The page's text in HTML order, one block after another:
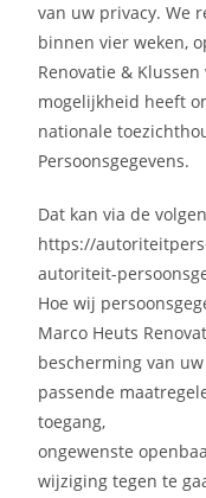
van uw privacy. We
binnen vier weken,
Renovatie &
mogelijkheid heeft
nationale
Persoonsgegevens.
Dat kan via de
https://
autoriteit-
Hoe wij
Marco Heuts
bescherming van
passende
toegang,
ongewenste
wijziging tegen te